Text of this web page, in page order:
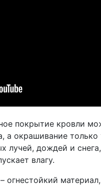
покрытие кровли
а окрашивание
лучей, дождей и
влагу.
огнестойкий